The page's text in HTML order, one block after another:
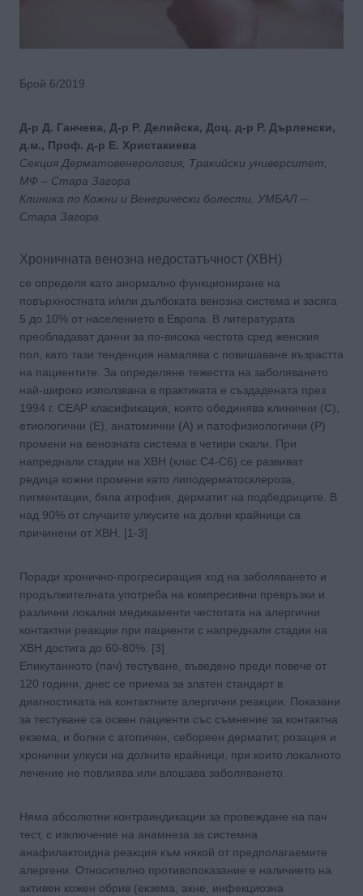
Брой 6/2019
Д-р Д. Ганчева, Д-р Р. Делийска, Доц. д-р Р. Дърленски,
д.м., Проф. д-р Е. Христакиева
Секция Дерматовенерология, Тракийски университет,
МФ – Стара Загора
Клиника по Кожни и Венерически болести, УМБАЛ –
Стара Загора
Хроничната венозна недостатъчност (ХВН)
се определя като анормално функциониране на
повърхностната и/или дълбоката венозна система и засяга
5 до 10% от населението в Европа. В литературата
преобладават данни за по-висока честота сред женския
пол, като тази тенденция намалява с повишаване възрастта
на пациентите. За определяне тежестта на заболяването
най-широко използвана в практиката е създадената през
1994 г. CEAP класификация, която обединява клинични (C),
етиологични (E), анатомични (A) и патофизиологични (P)
промени на венозната система в четири скали. При
напреднали стадии на ХВН (клас C4-C6) се развиват
редица кожни промени като липодерматосклероза,
пигментации, бяла атрофия, дерматит на подбедриците. В
над 90% от случаите улкусите на долни крайници са
причинени от ХВН. [1-3]
Поради хронично-прогресиращия ход на заболяването и
продължителната употреба на компресивни превръзки и
различни локални медикаменти честотата на алергични
контактни реакции при пациенти с напреднали стадии на
ХВН достига до 60-80%. [3]
Епикутанното (пач) тестуване, въведено преди повече от
120 години, днес се приема за златен стандарт в
диагностиката на контактните алергични реакции. Показани
за тестуване са освен пациенти със съмнение за контактна
екзема, и болни с атопичен, себореен дерматит, розацея и
хронични улкуси на долните крайници, при които локалното
лечение не повлиява или влошава заболяването.
Няма абсолютни контраиндикации за провеждане на пач
тест, с изключение на анамнеза за системна
анафилактоидна реакция към някой от предполагаемите
алергени. Относително противопоказание е наличието на
активен кожен обрив (екзема, акне, инфекциозна